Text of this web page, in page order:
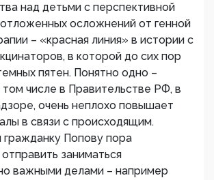
над детьми с перспективной
осложнений от генной
– «красная линия» в истории с
в которой до сих пор
пятен. Понятно одно –
числе в Правительстве РФ, в
очень неплохо повышает
в связи с происходящим.
Попову пора
заниматься
важными делами – например